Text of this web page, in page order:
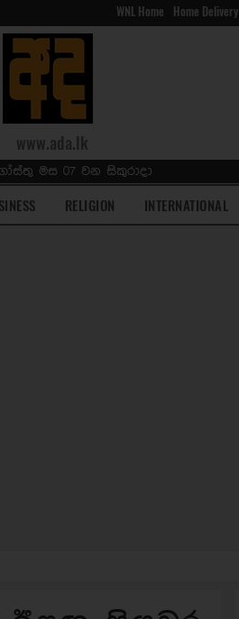
WNL Home Home Delivery
www.ada.lk
මස 07 වන සිකුරාදා
RELIGION INTERNATIONAL